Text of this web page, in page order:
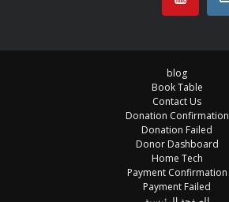
blog
Book Table
Contact Us
Donation Confirmation
Donation Failed
Donor Dashboard
Home Tech
Payment Confirmation
Payment Failed